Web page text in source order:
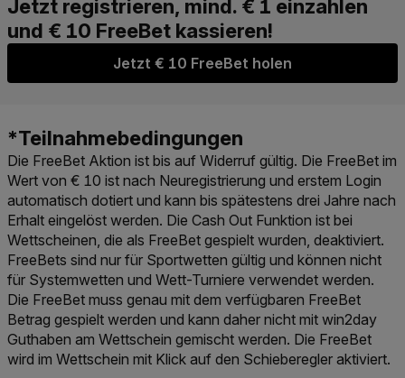
Jetzt € 10 FreeBet holen
Die FreeBet Aktion ist bis auf Widerruf gültig. Die FreeBet im
Wert von € 10 ist nach Neuregistrierung und erstem Login
automatisch dotiert und kann bis spätestens drei Jahre nach
Erhalt eingelöst werden. Die Cash Out Funktion ist bei
Wettscheinen, die als FreeBet gespielt wurden, deaktiviert.
FreeBets sind nur für Sportwetten gültig und können nicht
für Systemwetten und Wett-Turniere verwendet werden.
Die FreeBet muss genau mit dem verfügbaren FreeBet
Betrag gespielt werden und kann daher nicht mit win2day
Guthaben am Wettschein gemischt werden. Die FreeBet
wird im Wettschein mit Klick auf den Schieberegler aktiviert.